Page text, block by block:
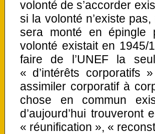
volonté de s’accorder
si la volonté n’existe
sera monté en épingle
volonté existait en 1945/
faire de l’UNEF la
« d’intérêts corporatifs
assimiler corporatif à
chose en commun
d’aujourd’hui
« réunification », «